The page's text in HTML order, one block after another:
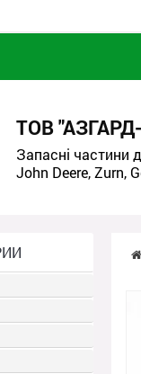
ТОВ
Запасні частини
John Deere, Zurn,